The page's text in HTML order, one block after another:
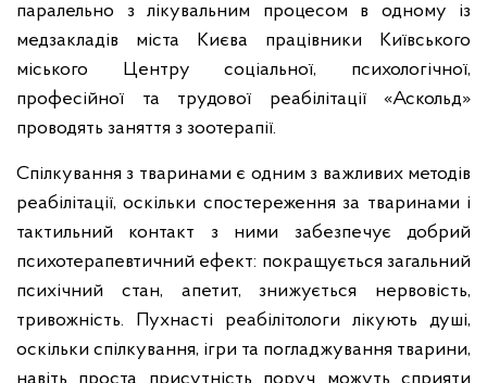
паралельно з лікувальним процесом в одному із
медзакладів міста Києва працівники Київського
міського Центру соціальної, психологічної,
професійної та трудової реабілітації «Аскольд»
проводять заняття з зоотерапії.
Спілкування з тваринами є одним з важливих методів
реабілітації, оскільки спостереження за тваринами і
тактильний контакт з ними забезпечує добрий
психотерапевтичний ефект: покращується загальний
психічний стан, апетит, знижується нервовість,
тривожність. Пухнасті реабілітологи лікують душі,
оскільки спілкування, ігри та погладжування тварини,